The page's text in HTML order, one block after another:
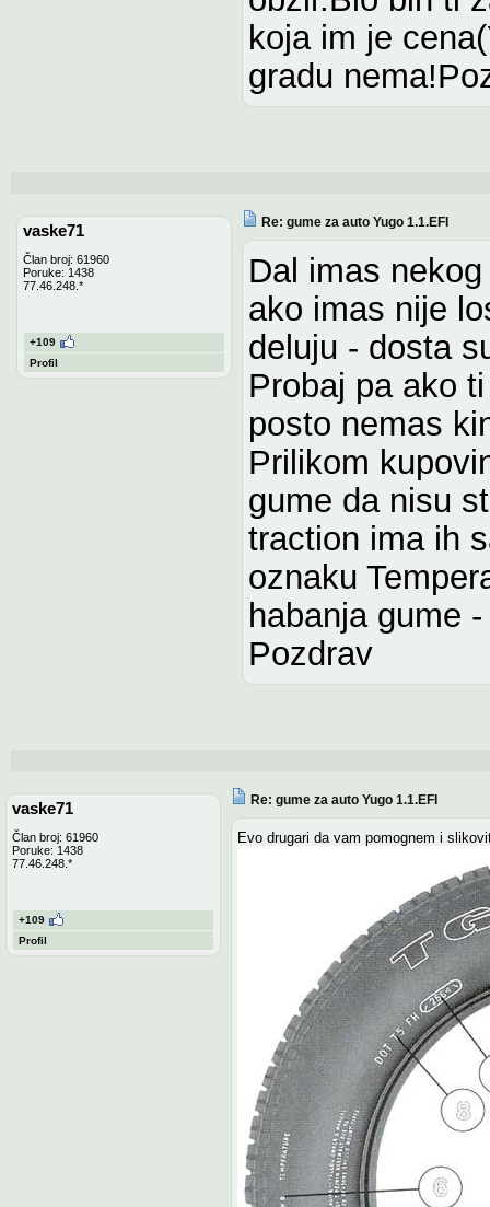
koja im je
gradu
vaske71
Član broj: 61960
Poruke: 1438
77.46.248.*
+109
Profil
Re: gume za auto Yugo 1.1.EFI
Dal imas
ako imas nije
deluju - dosta
Probaj pa ako
posto nemas
Prilikom
gume da nisu
traction ima ih
oznaku
habanja gume
Pozdrav
vaske71
Član broj: 61960
Poruke: 1438
77.46.248.*
+109
Profil
Re: gume za auto Yugo 1.1.EFI
Evo drugari da vam pomognem i